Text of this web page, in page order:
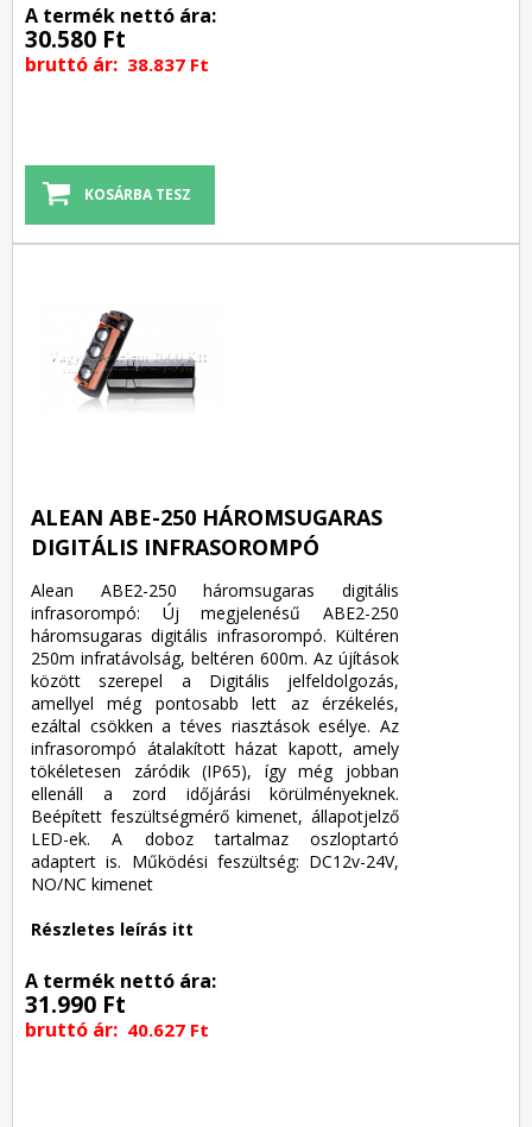
A termék nettó ára:
30.580 Ft
bruttó ár: 38.837 Ft
ALEAN ABE-250 HÁROMSUGARAS
DIGITÁLIS INFRASOROMPÓ
Alean ABE2-250 háromsugaras digitális
infrasorompó: Új megjelenésű ABE2-250
háromsugaras digitális infrasorompó. Kültéren
250m infratávolság, beltéren 600m. Az újítások
között szerepel a Digitális jelfeldolgozás,
amellyel még pontosabb lett az érzékelés,
ezáltal csökken a téves riasztások esélye. Az
infrasorompó átalakított házat kapott, amely
tökéletesen záródik (IP65), így még jobban
ellenáll a zord időjárási körülményeknek.
Beépített feszültségmérő kimenet, állapotjelző
LED-ek. A doboz tartalmaz oszloptartó
adaptert is. Működési feszültség: DC12v-24V,
NO/NC kimenet
Részletes leírás itt
A termék nettó ára:
31.990 Ft
bruttó ár: 40.627 Ft